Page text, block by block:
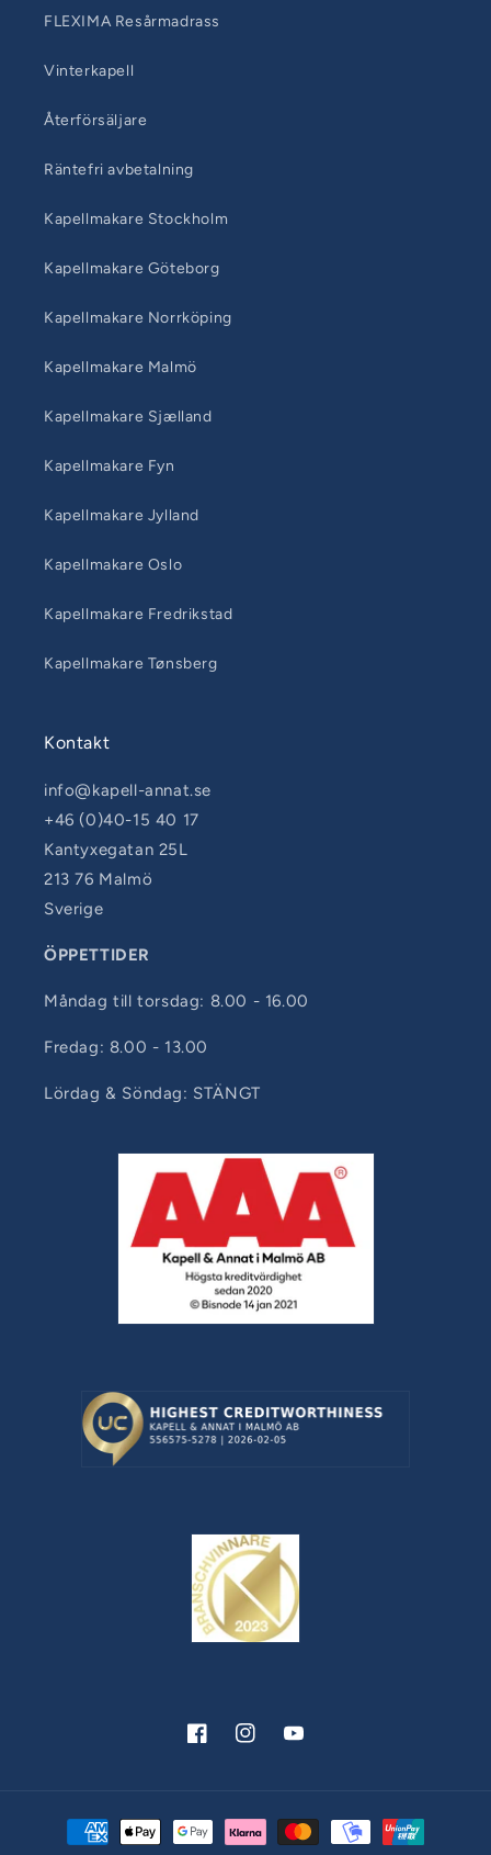
FLEXIMA Resårmadrass
Vinterkapell
Återförsäljare
Räntefri avbetalning
Kapellmakare Stockholm
Kapellmakare Göteborg
Kapellmakare Norrköping
Kapellmakare Malmö
Kapellmakare Sjælland
Kapellmakare Fyn
Kapellmakare Jylland
Kapellmakare Oslo
Kapellmakare Fredrikstad
Kapellmakare Tønsberg
Kontakt
info@kapell-annat.se
+46 (0)40-15 40 17
Kantyxegatan 25L
213 76 Malmö
Sverige
ÖPPETTIDER
Måndag till torsdag: 8.00 - 16.00
Fredag: 8.00 - 13.00
Lördag & Söndag: STÄNGT
FacebookInstagramYouTube
Betalningsmetoder